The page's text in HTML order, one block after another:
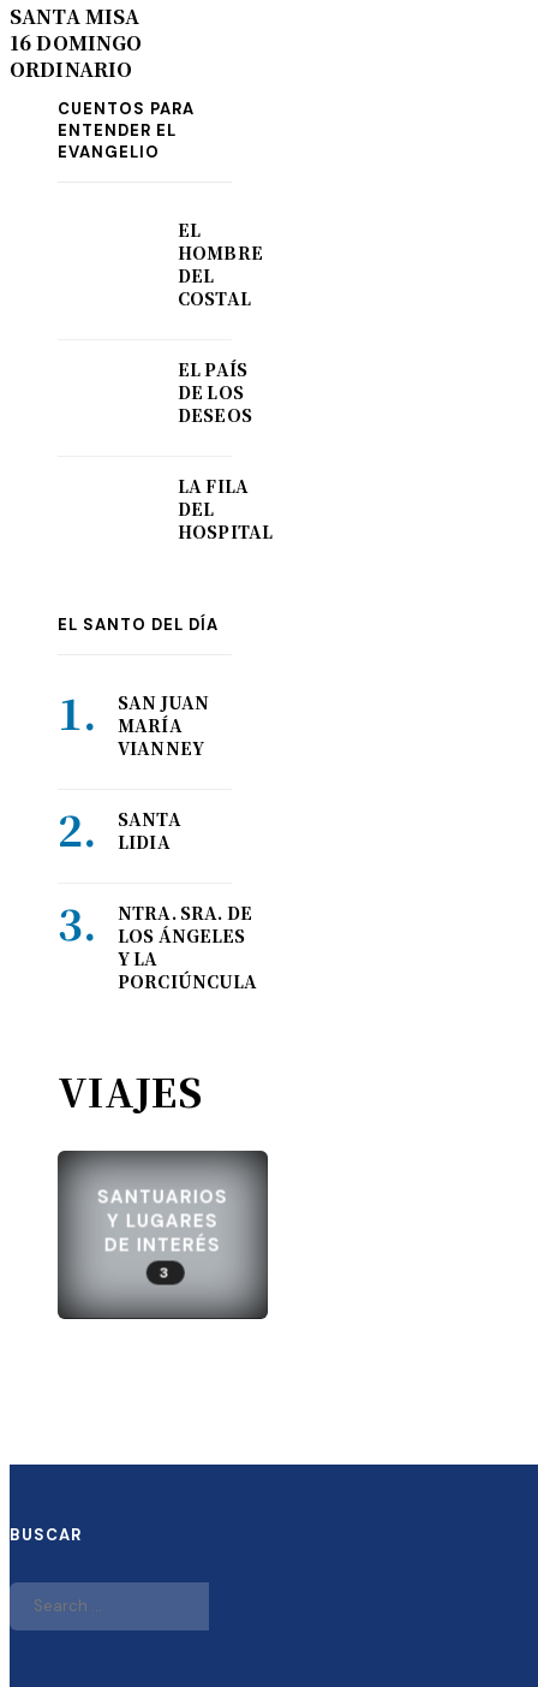
SANTA MISA
16 DOMINGO
ORDINARIO
CUENTOS PARA
ENTENDER EL
EVANGELIO
EL
HOMBRE
DEL
COSTAL
EL PAÍS
DE LOS
DESEOS
LA FILA
DEL
HOSPITAL
EL SANTO DEL DÍA
SAN JUAN
MARÍA
VIANNEY
SANTA
LIDIA
NTRA. SRA. DE
LOS ÁNGELES
Y LA
PORCIÚNCULA
VIAJES
SANTUARIOS
Y LUGARES
DE INTERÉS
3
BUSCAR